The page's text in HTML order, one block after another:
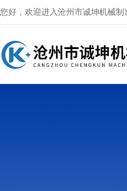
您好，欢迎进入沧州市诚坤机械制